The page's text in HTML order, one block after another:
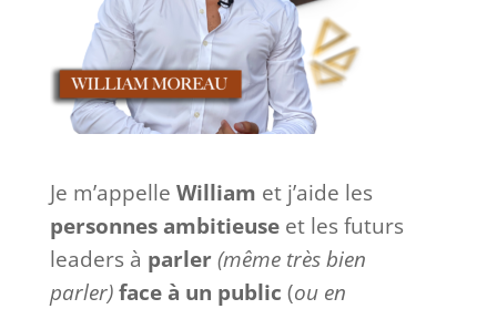
Je m’appelle William et j’aide les
personnes ambitieuseet les futurs
leaders à parler (même très bien
parler) face à un public (ou en